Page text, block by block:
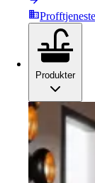
Produkter